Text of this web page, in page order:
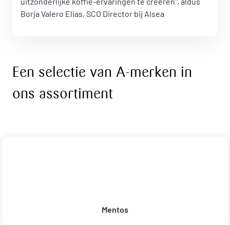
Borja Valero Elias, SCO Director bij Alsea
Een selectie van A-merken in
ons assortiment
Mentos